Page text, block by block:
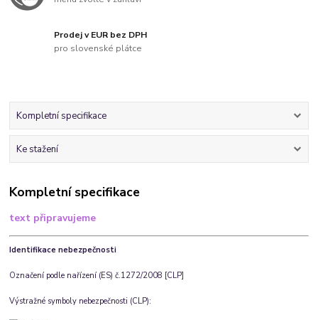
Prodej v EUR bez DPH
pro slovenské plátce
Kompletní specifikace
Ke stažení
Kompletní specifikace
text připravujeme
Identifikace nebezpečnosti
Označení podle nařízení (ES) č.1272/2008 [CLP]
Výstražné symboly nebezpečnosti (CLP):